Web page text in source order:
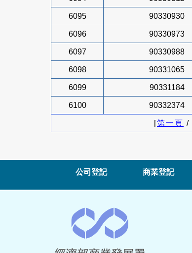
6095 90330930
6096 90330973
6097 90330988
6098 90331065
6099 90331184
6100 90332374
[第一頁 /
公司登記 商業登記